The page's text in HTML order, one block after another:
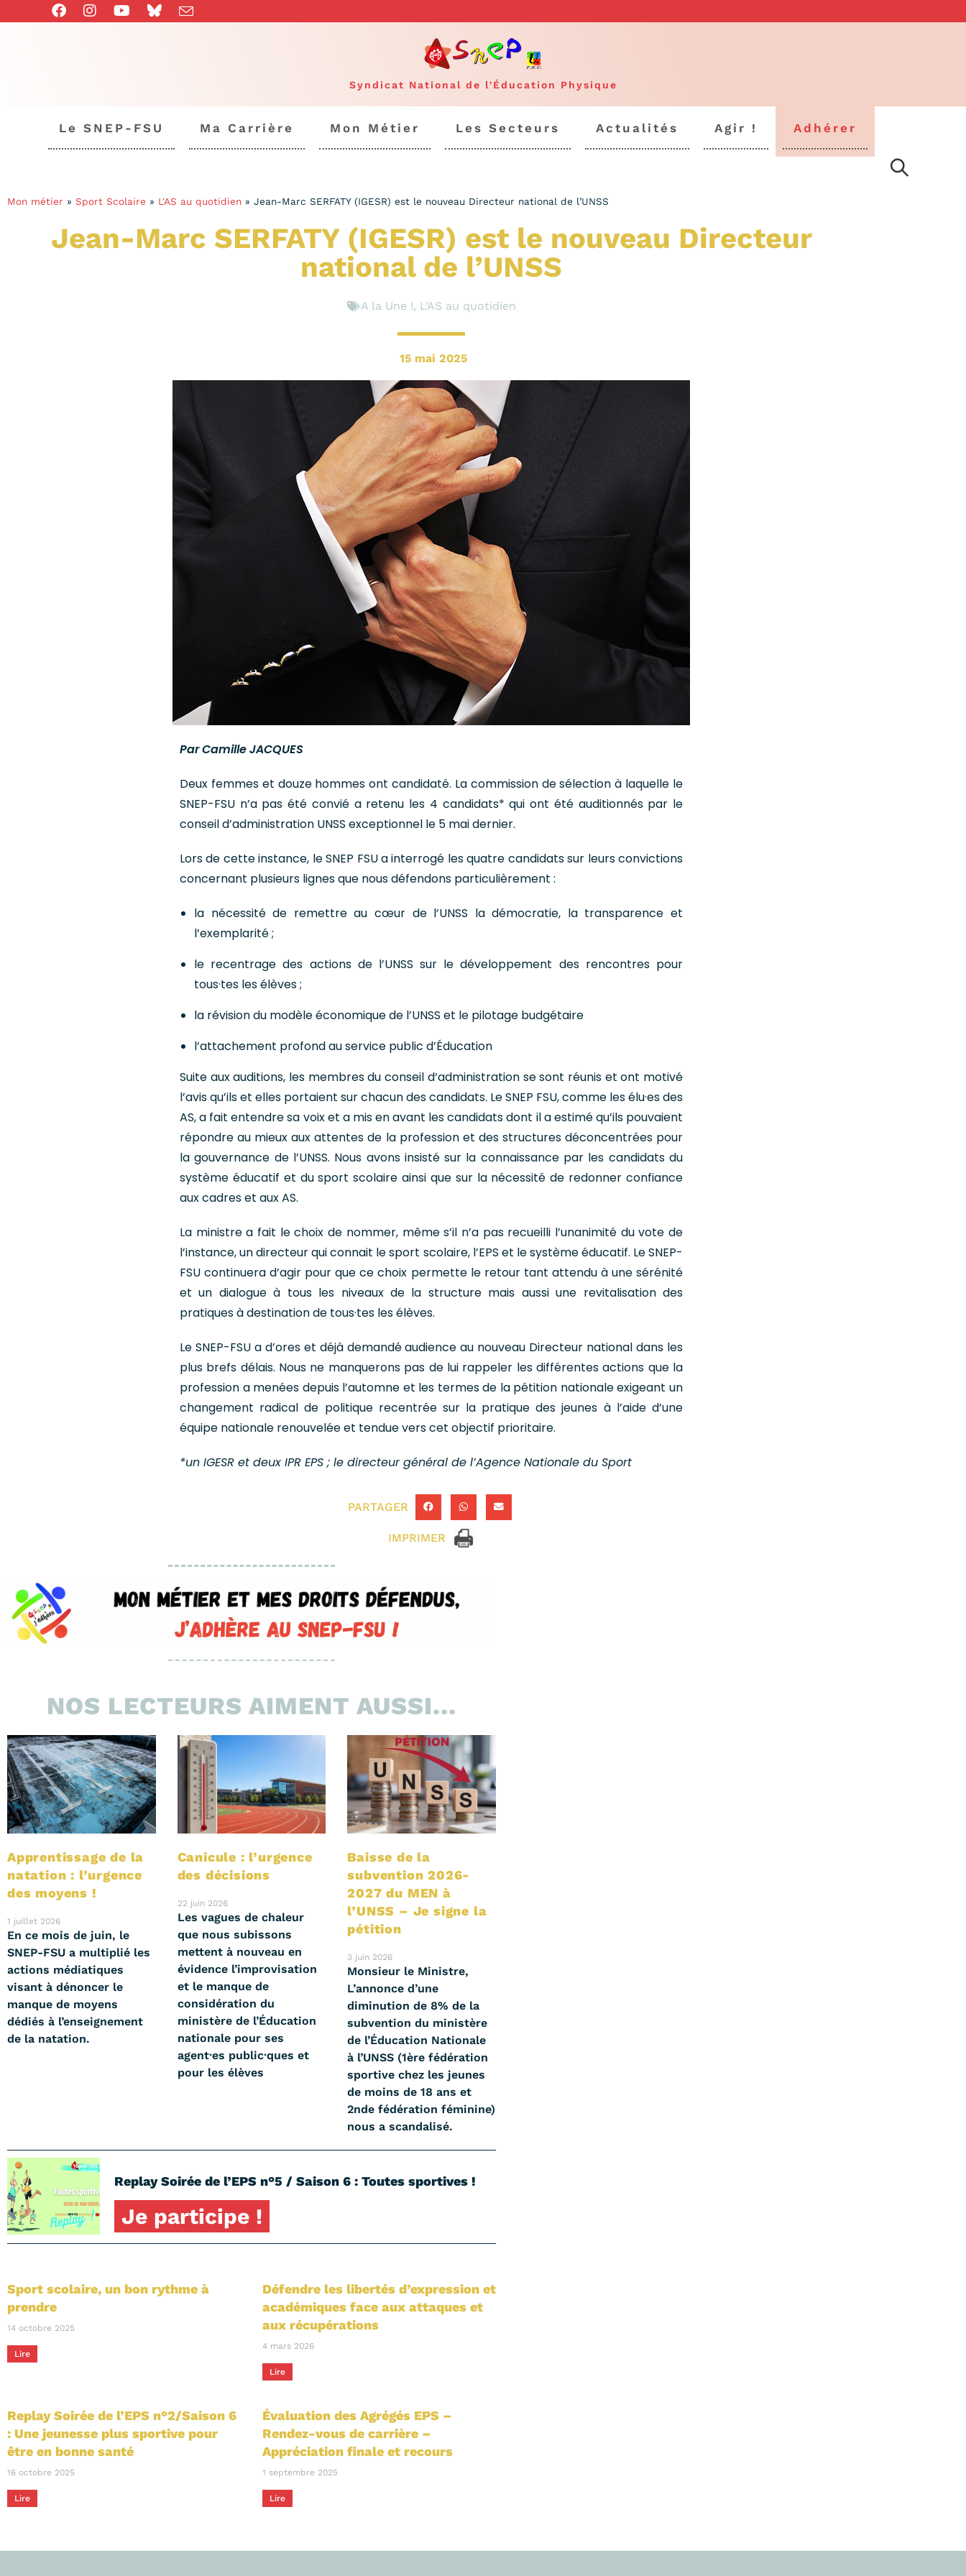
Syndicat National de l'Éducation Physique
Le SNEP-FSU Ma Carrière Mon Métier Les Secteurs Actualités Agir ! Adhérer
Mon métier » Sport Scolaire » L'AS au quotidien » Jean-Marc SERFATY (IGESR) est le nouveau Directeur national de l’UNSS
Jean-Marc SERFATY (IGESR) est le nouveau Directeur
national de l’UNSS
A la Une !, L'AS au quotidien
15 mai 2025
Par Camille JACQUES
Deux femmes et douze hommes ont candidaté. La commission de sélection à laquelle le
SNEP-FSU n’a pas été convié a retenu les 4 candidats* qui ont été auditionnés par le
conseil d’administration UNSS exceptionnel le 5 mai dernier.
Lors de cette instance, le SNEP FSU a interrogé les quatre candidats sur leurs convictions
concernant plusieurs lignes que nous défendons particulièrement :
la nécessité de remettre au cœur de l’UNSS la démocratie, la transparence et
l’exemplarité ;
le recentrage des actions de l’UNSS sur le développement des rencontres pour
tous·tes les élèves ;
la révision du modèle économique de l’UNSS et le pilotage budgétaire
l’attachement profond au service public d’Éducation
Suite aux auditions, les membres du conseil d’administration se sont réunis et ont motivé
l’avis qu’ils et elles portaient sur chacun des candidats. Le SNEP FSU, comme les élu·es des
AS, a fait entendre sa voix et a mis en avant les candidats dont il a estimé qu’ils pouvaient
répondre au mieux aux attentes de la profession et des structures déconcentrées pour
la gouvernance de l’UNSS. Nous avons insisté sur la connaissance par les candidats du
système éducatif et du sport scolaire ainsi que sur la nécessité de redonner confiance
aux cadres et aux AS.
La ministre a fait le choix de nommer, même s’il n’a pas recueilli l’unanimité du vote de
l’instance, un directeur qui connait le sport scolaire, l’EPS et le système éducatif. Le SNEP-
FSU continuera d’agir pour que ce choix permette le retour tant attendu à une sérénité
et un dialogue à tous les niveaux de la structure mais aussi une revitalisation des
pratiques à destination de tous·tes les élèves.
Le SNEP-FSU a d’ores et déjà demandé audience au nouveau Directeur national dans les
plus brefs délais. Nous ne manquerons pas de lui rappeler les différentes actions que la
profession a menées depuis l’automne et les termes de la pétition nationale exigeant un
changement radical de politique recentrée sur la pratique des jeunes à l’aide d’une
équipe nationale renouvelée et tendue vers cet objectif prioritaire.
*un IGESR et deux IPR EPS ; le directeur général de l’Agence Nationale du Sport
PARTAGER
IMPRIMER
NOS LECTEURS AIMENT AUSSI...
Apprentissage de la
natation : l’urgence
des moyens !
1 juillet 2026
En ce mois de juin, le
SNEP-FSU a multiplié les
actions médiatiques
visant à dénoncer le
manque de moyens
dédiés à l’enseignement
de la natation.
Canicule : l’urgence
des décisions
22 juin 2026
Les vagues de chaleur
que nous subissons
mettent à nouveau en
évidence l’improvisation
et le manque de
considération du
ministère de l’Éducation
nationale pour ses
agent·es public·ques et
pour les élèves
Baisse de la
subvention 2026-
2027 du MEN à
l’UNSS – Je signe la
pétition
3 juin 2026
Monsieur le Ministre,
L’annonce d’une
diminution de 8% de la
subvention du ministère
de l’Éducation Nationale
à l’UNSS (1ère fédération
sportive chez les jeunes
de moins de 18 ans et
2nde fédération féminine)
nous a scandalisé.
Replay Soirée de l’EPS n°5 / Saison 6 : Toutes sportives !
Je participe !
Sport scolaire, un bon rythme à
prendre
14 octobre 2025
Lire
Défendre les libertés d’expression et
académiques face aux attaques et
aux récupérations
4 mars 2026
Lire
Replay Soirée de l’EPS n°2/Saison 6
: Une jeunesse plus sportive pour
être en bonne santé
16 octobre 2025
Lire
Évaluation des Agrégés EPS –
Rendez-vous de carrière –
Appréciation finale et recours
1 septembre 2025
Lire